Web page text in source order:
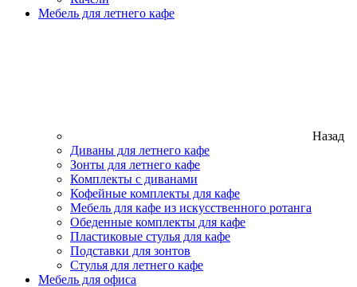
Мебель для летнего кафе
Назад
Диваны для летнего кафе
Зонты для летнего кафе
Комплекты с диванами
Кофейные комплекты для кафе
Мебель для кафе из искусственного ротанга
Обеденные комплекты для кафе
Пластиковые стулья для кафе
Подставки для зонтов
Стулья для летнего кафе
Мебель для офиса